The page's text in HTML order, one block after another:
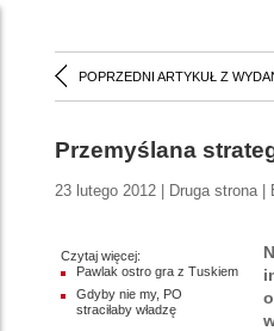
POPRZEDNI ARTYKUŁ Z
Przemyślana
23 lutego 2012 | Druga strona |
Czytaj więcej:
Pawlak ostro gra z Tuskiem
Gdyby nie my, PO
straciłaby władzę